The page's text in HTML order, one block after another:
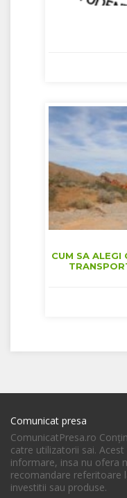
CUM SA ALEGI
Comunicat presa
ComunicatPresa.ro
catre utilizatorii sai.
informare, insa nu ofera
recomandare referitoare
investitii sau produse.